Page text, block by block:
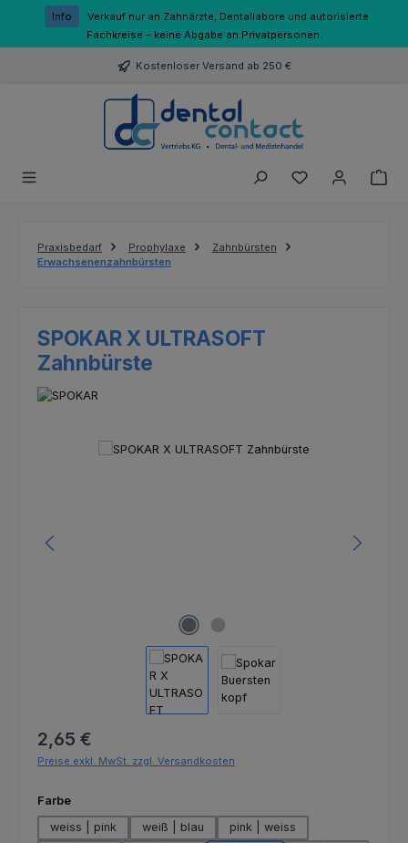
Zum Hauptinhalt springen
Info
Verkauf nur an Zahnärzte, Dentallabore und autorisierte
Fachkreise – keine Abgabe an Privatpersonen.
Kostenloser Versand ab 250 €
Du hast 0
Praxisbedarf Prophylaxe
Zahnbürsten
Erwachsenenzahnbürsten
SPOKAR X ULTRASOFT
Zahnbürste
Bildergalerie überspringen
Regulärer Preis:
2,65 €
Preise exkl. MwSt. zzgl. Versandkosten
Farbeauswählen
weiss | pink
weiß | blau
pink | weiss